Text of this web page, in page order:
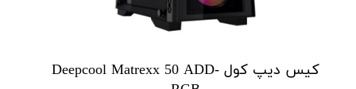
کیس دیپ کول Deepcool Matrexx 50 ADD-